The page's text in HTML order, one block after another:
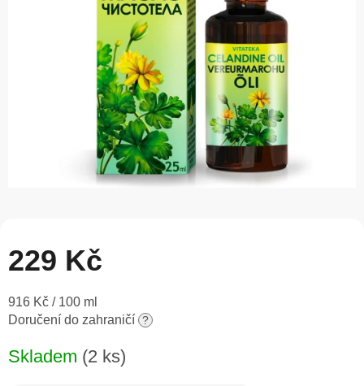
hvězdiček.
229 Kč
Měrná
cena:
916 Kč / 100 ml
Doručení do zahraničí ?
Skladem (2 ks)